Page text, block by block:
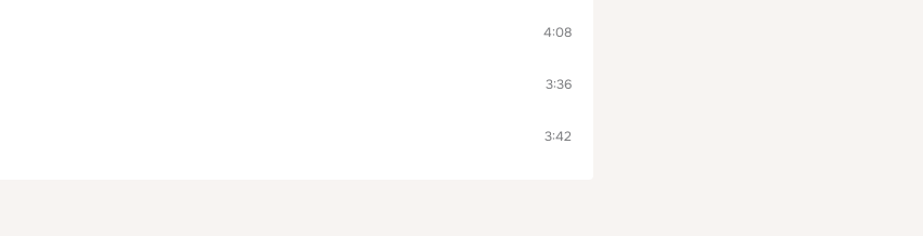
4:08
3:36
3:42